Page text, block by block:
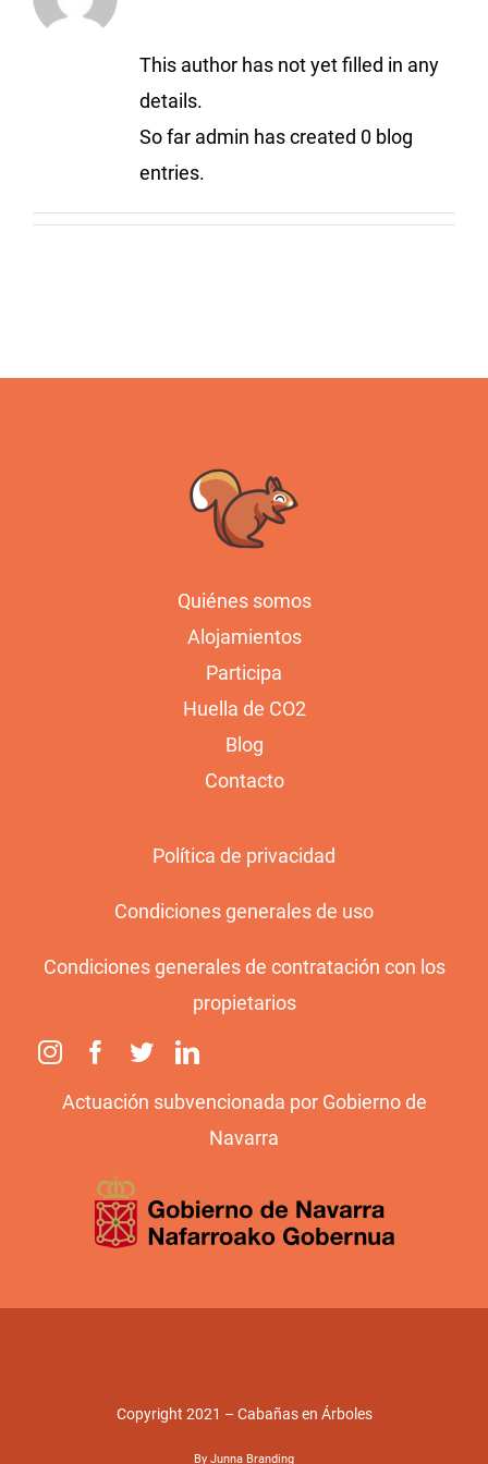
This author has not yet filled in any
details.
So far admin has created 0 blog
entries.
Quiénes somos
Alojamientos
Participa
Huella de CO2
Blog
Contacto
Política de privacidad
Condiciones generales de uso
Condiciones generales de contratación con los
propietarios
Actuación subvencionada por Gobierno de
Navarra
Copyright 2021 – Cabañas en Árboles
By Junna Branding